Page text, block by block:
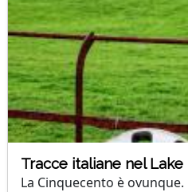
Tracce italiane nel
La Cinquecento è